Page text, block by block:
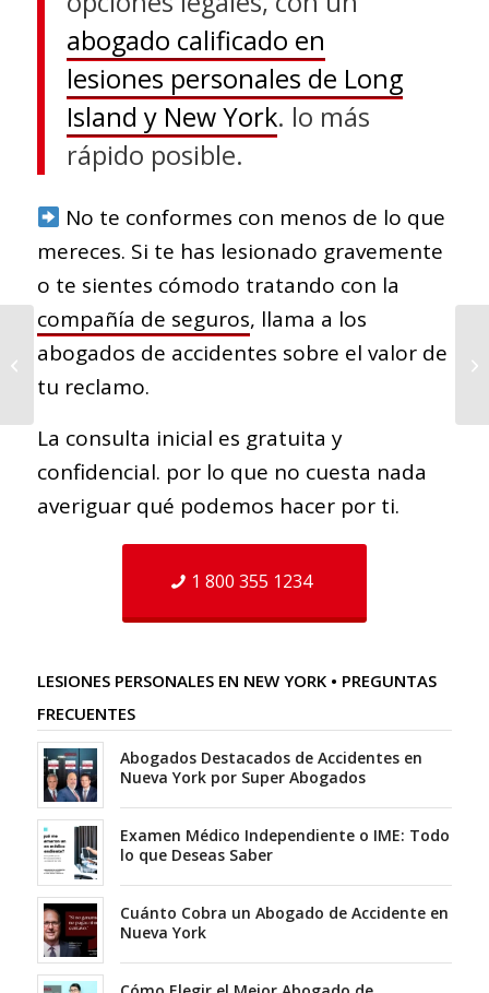
abogado calificado en
lesiones personales de Long
Island y New York. lo más
rápido posible.
No te conformes con menos de lo que
mereces. Si te has lesionado gravemente
o te sientes cómodo tratando con la
compañía de seguros, llama a los
abogados de accidentes sobre el valor de
tu reclamo.
La consulta inicial es gratuita y
confidencial. por lo que no cuesta nada
averiguar qué podemos hacer por ti.
1 800 355 1234
LESIONES PERSONALES EN NEW YORK • PREGUNTAS
FRECUENTES
Abogados Destacados de Accidentes en
Nueva York por Super Abogados
Examen Médico Independiente o IME: Todo
lo que Deseas Saber
Cuánto Cobra un Abogado de Accidente en
Nueva York
Accidentes de Metro o
Tren de New York